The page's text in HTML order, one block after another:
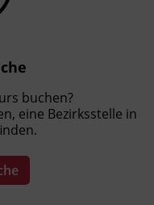
buchen?
eine Bezirksstelle in